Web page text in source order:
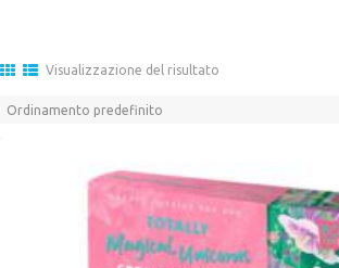
Visualizzazione del risultato